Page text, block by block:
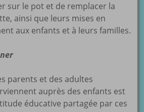
sur le pot et de remplacer la
ainsi que leurs mises en
aux enfants et à leurs familles.
parents et des adultes
auprès des enfants est
éducative partagée par ces